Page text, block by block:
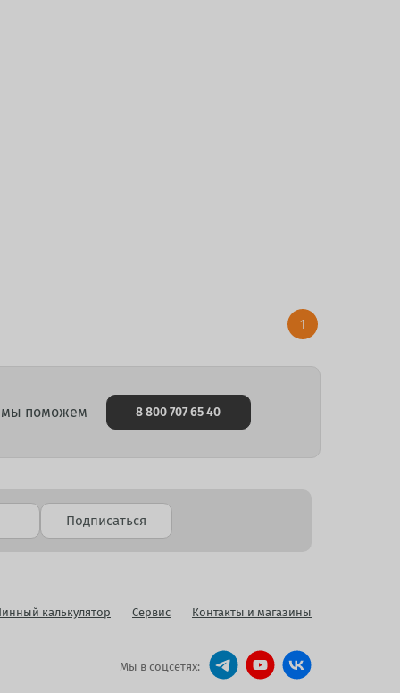
1
мы поможем 8 800 707 65 40
Подписаться
калькулятор Сервис Контакты и магазины
Мы в соцсетях: